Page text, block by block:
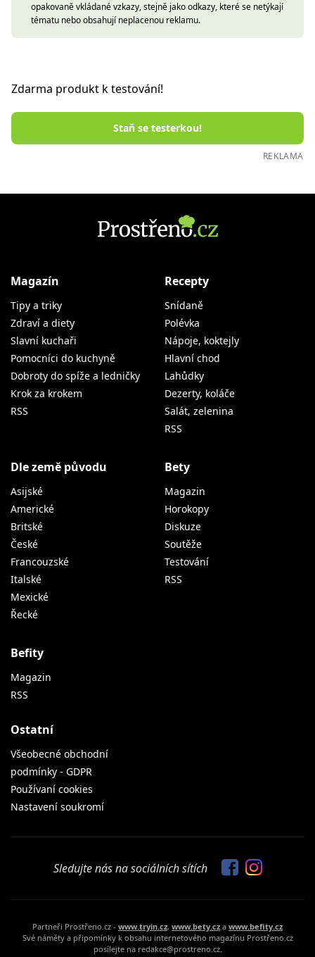
opakovaně vkládané vzkazy, stejně jako odkazy, které se netýkají
tématu nebo obsahují neplacenou reklamu.
Zdarma produkt k testování!
Staň se testerkou!
REKLAMA
Magazín
Tipy a triky
Zdraví a diety
Slavní kuchaři
Pomocníci do kuchyně
Dobroty do spíže a ledničky
Krok za krokem
RSS
Recepty
Snídaně
Polévka
Nápoje, koktejly
Hlavní chod
Lahůdky
Dezerty, koláče
Salát, zelenina
RSS
Dle země původu
Asijské
Americké
Britské
České
Francouzské
Italské
Mexické
Řecké
Bety
Magazin
Horokopy
Diskuze
Soutěže
Testování
RSS
Befity
Magazin
RSS
Ostatní
Všeobecné obchodní
podmínky - GDPR
Používaní cookies
Nastavení soukromí
Sledujte nás na sociálních sítích
Partneři Prostřeno.cz - www.tryin.cz, www.bety.cz a www.befity.cz
Své náměty a připomínky k obsahu internetového magazínu Prostřeno.cz
posílejte na redakce@prostreno.cz.